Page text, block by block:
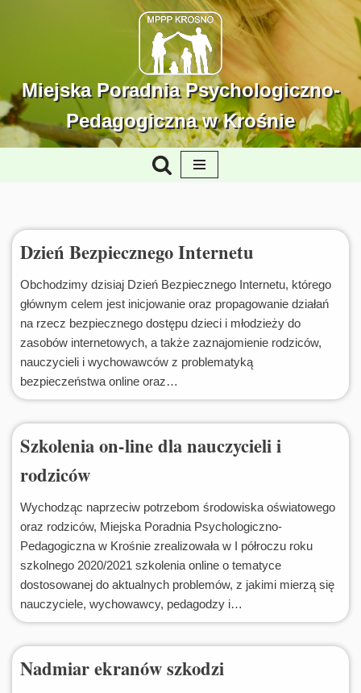
treści
Miejska Poradnia Psychologiczno-
Pedagogiczna w Krośnie
Dzień Bezpiecznego Internetu
Obchodzimy dzisiaj Dzień Bezpiecznego Internetu, którego
głównym celem jest inicjowanie oraz propagowanie działań
na rzecz bezpiecznego dostępu dzieci i młodzieży do
zasobów internetowych, a także zaznajomienie rodziców,
nauczycieli i wychowawców z problematyką
bezpieczeństwa online oraz…
Szkolenia on-line dla nauczycieli i
rodziców
Wychodząc naprzeciw potrzebom środowiska oświatowego
oraz rodziców, Miejska Poradnia Psychologiczno-
Pedagogiczna w Krośnie zrealizowała w I półroczu roku
szkolnego 2020/2021 szkolenia online o tematyce
dostosowanej do aktualnych problemów, z jakimi mierzą się
nauczyciele, wychowawcy, pedagodzy i…
Nadmiar ekranów szkodzi